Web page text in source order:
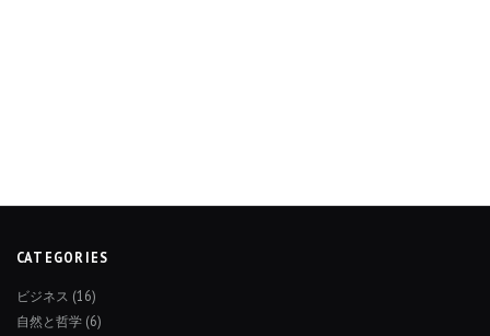
CATEGORIES
ビジネス (16)
自然と哲学 (6)